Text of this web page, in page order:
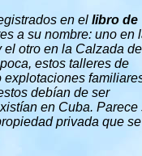
en el libro de
a su nombre: uno en
otro en la Calzada de
estos talleres de
debían de ser
en Cuba. Parece
privada que se